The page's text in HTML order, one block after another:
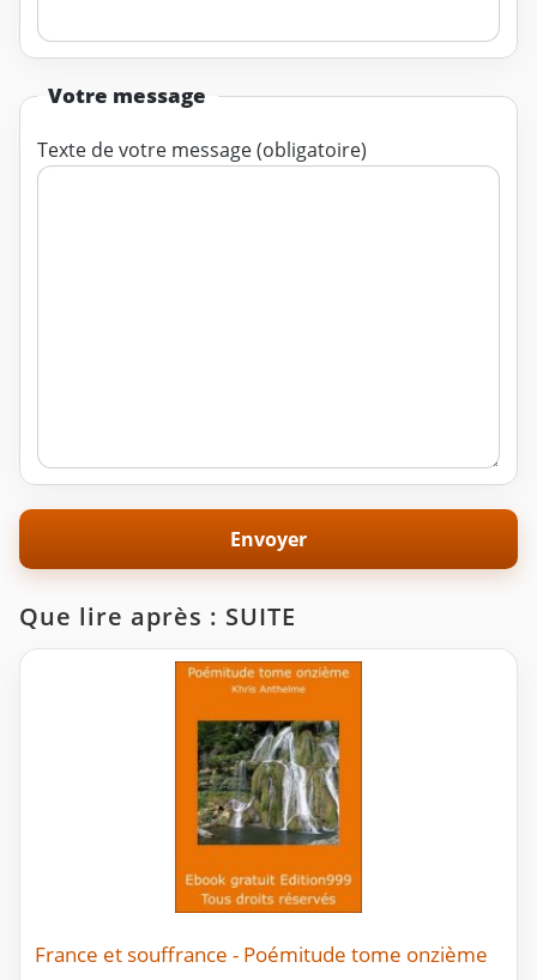
Votre message
Texte de votre message (obligatoire)
Que lire après : SUITE
France et souffrance - Poémitude tome onzième